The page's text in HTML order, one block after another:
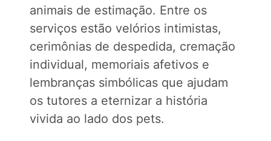
animais de estimação. Entre os
serviços estão velórios intimistas,
cerimônias de despedida, cremação
individual, memoriais afetivos e
lembranças simbólicas que ajudam
os tutores a eternizar a história
vivida ao lado dos pets.